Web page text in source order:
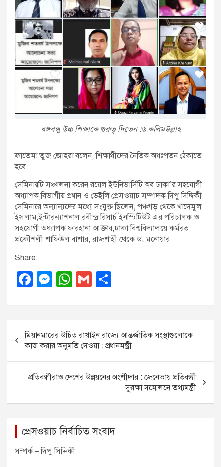
বঙ্গবন্ধু উচ্চ শিক্ষাকে গুরুত্ব দিতেন :ড.কলিমউল্লাহ
ফাতেমা তুজ জোহরা বলেন, শিক্ষার্থীদের নৈতিক অধঃপতন ঠেকাতে
হবে।
সেমিনারটি সঞ্চালনা করেন রয়েল ইউনিভার্সিটি অব ঢাকা’র সহযোগী
অধ্যাপক,বিভাগীয় প্রধান ও ডেইলি প্রেসওয়াচ সম্পাদক দিপু সিদ্দিকী।
সেমিনারে অন্যান্যদের মধ্যে সংযুক্ত ছিলেন, পঞ্চগড় থেকে খাদেমুল
ইসলাম,ইন্টারন্যাশনাল রবীন্দ্র রিসার্চ ইনস্টিটিউট এর পরিচালক ও
সহযোগী অধ্যাপক ফারহানা আক্তার,ঢাকা বিশ্ববিদ্যালয়ে কর্মরত
প্রকৌশলী শাফিউল বাশার, রাজশাহী থেকে ড. মনোয়ার।
Share:
F
c
e
b
o
o
M
ss
n
g
er
W
at
A
p
p
G
ail ar
s
a
মিয়ানমারের উচিত রাখাইন রাজ্যে আন্তর্জাতিক সংস্থাগুলোকে
কাজ করার অনুমতি দেওয়া : প্রধানমন্ত্রী
প্রতিবন্ধীরাও দেশের উন্নয়নের অংশীদার : জেনেভায় প্রতিবন্ধী
সুরক্ষা সম্মেলনে তথ্যমন্ত্রী
প্রেসওয়াচ নির্বাচিত সংবাদ
সম্পর্ক – দিপু সিদ্দিকী